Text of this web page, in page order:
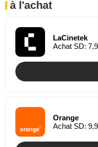
à l'achat
LaCinetek
Achat SD:
Orange
Achat SD: